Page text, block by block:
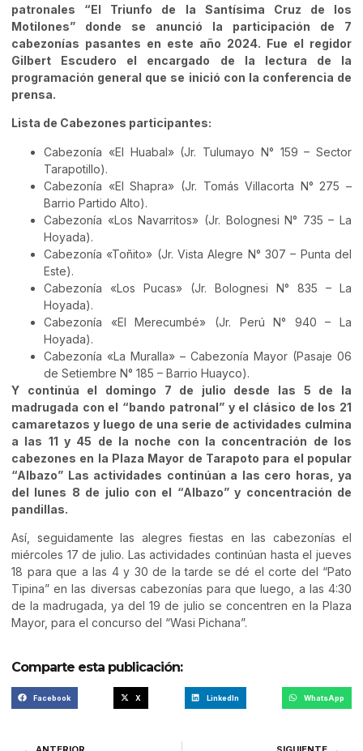
patronales “El Triunfo de la Santísima Cruz de los
Motilones” donde se anunció la participación de 7
cabezonías pasantes en este año 2024. Fue el regidor
Gilbert Escudero el encargado de la lectura de la
programación general que se inició con la conferencia de
prensa.
Lista de Cabezones participantes:
Cabezonía «El Huabal» (Jr. Tulumayo N° 159 – Sector
Tarapotillo).
Cabezonía «El Shapra» (Jr. Tomás Villacorta N° 275 –
Barrio Partido Alto).
Cabezonía «Los Navarritos» (Jr. Bolognesi N° 735 – La
Hoyada).
Cabezonía «Toñito» (Jr. Vista Alegre N° 307 – Punta del
Este).
Cabezonía «Los Pucas» (Jr. Bolognesi N° 835 – La
Hoyada).
Cabezonía «El Merecumbé» (Jr. Perú N° 940 – La
Hoyada).
Cabezonía «La Muralla» – Cabezonía Mayor (Pasaje 06
de Setiembre N° 185 – Barrio Huayco).
Y continúa el domingo 7 de julio desde las 5 de la
madrugada con el “bando patronal” y el clásico de los 21
camaretazos y luego de una serie de actividades culmina
a las 11 y 45 de la noche con la concentración de los
cabezones en la Plaza Mayor de Tarapoto para el popular
“Albazo” Las actividades continúan a las cero horas, ya
del lunes 8 de julio con el “Albazo” y concentración de
pandillas.
Así, seguidamente las alegres fiestas en las cabezonías el
miércoles 17 de julio. Las actividades continúan hasta el jueves
18 para que a las 4 y 30 de la tarde se dé el corte del “Pato
Tipina” en las diversas cabezonías para que luego, a las 4:30
de la madrugada, ya del 19 de julio se concentren en la Plaza
Mayor, para el concurso del “Wasi Pichana”.
Comparte esta publicación:
Facebook X LinkedIn WhatsApp